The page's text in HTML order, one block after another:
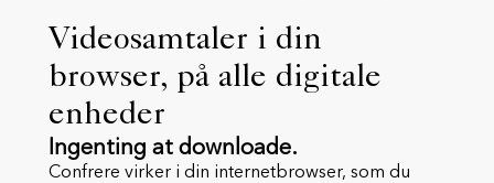
Videosamtaler i din
browser, på alle digitale
enheder
Ingenting at downloade.
Confrere virker i din internetbrowser, som du